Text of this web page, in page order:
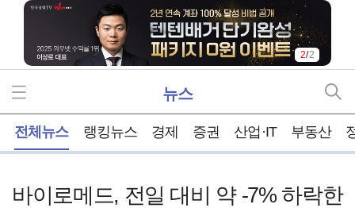
2/2
뉴스
전체뉴스 랭킹뉴스 경제 증권 산업·IT 부동산
바이로메드, 전일 대비 약 -7% 하락한